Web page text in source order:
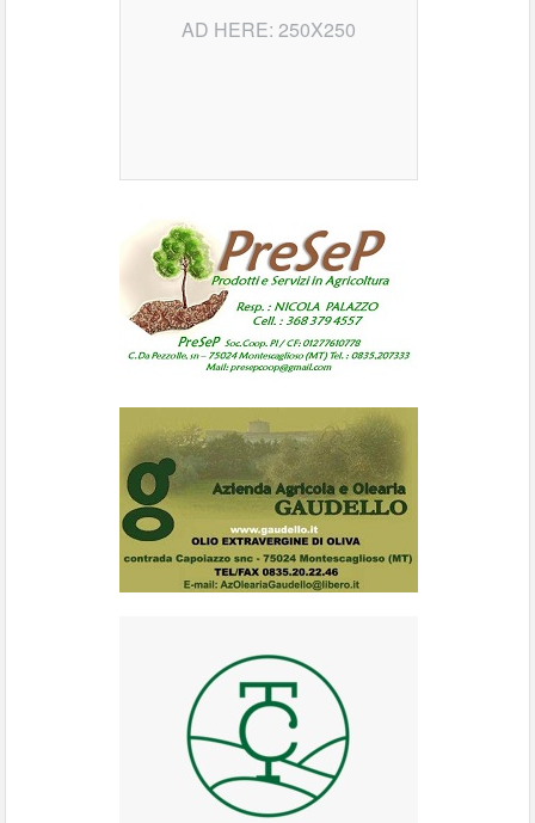
AD HERE: 250X250